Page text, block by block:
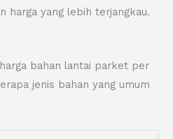
harga yang lebih terjangkau.
bahan lantai parket per
jenis bahan yang umum